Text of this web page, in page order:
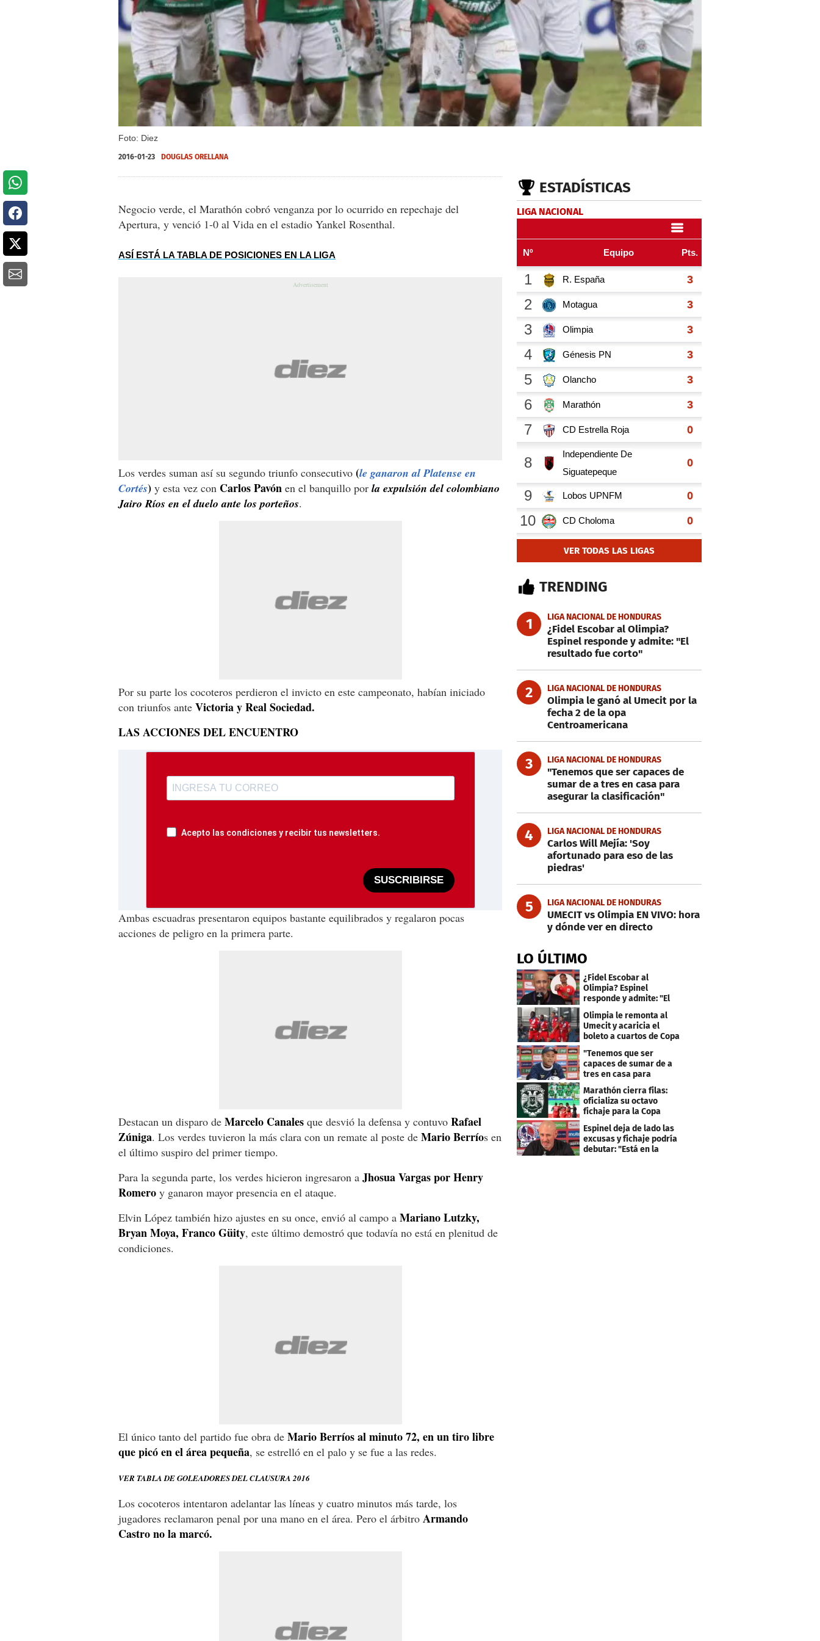
Foto: Diez
2016-01-23 DOUGLAS ORELLANA
Negocio verde, el Marathón cobró venganza por lo ocurrido en repechaje del
Apertura, y venció 1-0 al Vida en el estadio Yankel Rosenthal.
ASÍ ESTÁ LA TABLA DE POSICIONES EN LA LIGA
Los verdes suman así su segundo triunfo consecutivo (le ganaron al Platense en
Cortés) y esta vez con Carlos Pavón en el banquillo por la expulsión del colombiano
Jairo Ríos en el duelo ante los porteños.
Por su parte los cocoteros perdieron el invicto en este campeonato, habían iniciado
con triunfos ante Victoria y Real Sociedad.
LAS ACCIONES DEL ENCUENTRO
Acepto las condiciones y recibir tus newsletters.
SUSCRIBIRSE
Ambas escuadras presentaron equipos bastante equilibrados y regalaron pocas
acciones de peligro en la primera parte.
Destacan un disparo de Marcelo Canales que desvió la defensa y contuvo Rafael
Zúniga. Los verdes tuvieron la más clara con un remate al poste de Mario Berríos en
el último suspiro del primer tiempo.
Para la segunda parte, los verdes hicieron ingresaron a Jhosua Vargas por Henry
Romero y ganaron mayor presencia en el ataque.
Elvin López también hizo ajustes en su once, envió al campo a Mariano Lutzky,
Bryan Moya, Franco Güity, este último demostró que todavía no está en plenitud de
condiciones.
El único tanto del partido fue obra de Mario Berríos al minuto 72, en un tiro libre
que picó en el área pequeña, se estrelló en el palo y se fue a las redes.
VER TABLA DE GOLEADORES DEL CLAUSURA 2016
Los cocoteros intentaron adelantar las líneas y cuatro minutos más tarde, los
jugadores reclamaron penal por una mano en el área. Pero el árbitro Armando
Castro no la marcó.
ESTADÍSTICAS
LIGA NACIONAL
VER TODAS LAS LIGAS
TRENDING
1 LIGA NACIONAL DE HONDURAS
¿Fidel Escobar al Olimpia?
Espinel responde y admite: "El
resultado fue corto"
2 LIGA NACIONAL DE HONDURAS
Olimpia le ganó al Umecit por la
fecha 2 de la opa
Centroamericana
3 LIGA NACIONAL DE HONDURAS
"Tenemos que ser capaces de
sumar de a tres en casa para
asegurar la clasificación"
4 LIGA NACIONAL DE HONDURAS
Carlos Will Mejía: 'Soy
afortunado para eso de las
piedras'
5 LIGA NACIONAL DE HONDURAS
UMECIT vs Olimpia EN VIVO: hora
y dónde ver en directo
LO ÚLTIMO
¿Fidel Escobar al
Olimpia? Espinel
responde y admite: "El
resultado fue corto"
Olimpia le remonta al
Umecit y acaricia el
boleto a cuartos de Copa
"Tenemos que ser
capaces de sumar de a
tres en casa para
asegurar la
clasificación"
Marathón cierra filas:
oficializa su octavo
fichaje para la Copa
Centroamericana
Espinel deja de lado las
excusas y fichaje podría
debutar: "Está en la